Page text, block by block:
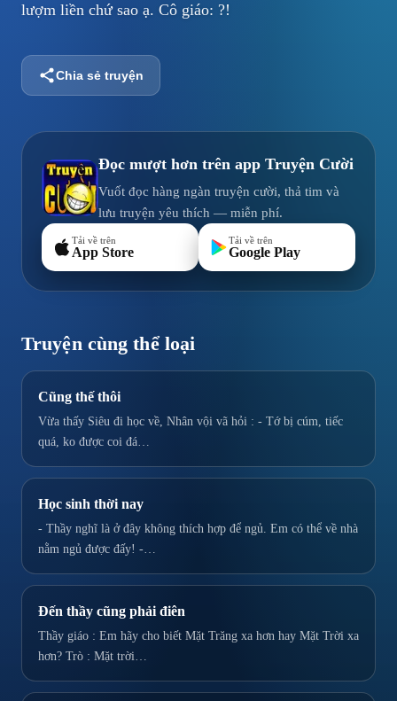
lượm liền chứ sao ạ. Cô giáo: ?!
Chia sẻ truyện
Đọc mượt hơn trên app Truyện Cười
Vuốt đọc hàng ngàn truyện cười, thả tim và
lưu truyện yêu thích — miễn phí.
Tải về trên
App Store
Tải về trên
Google Play
Truyện cùng thể loại
Cũng thế thôi
Vừa thấy Siêu đi học về, Nhân vội vã hỏi : - Tớ bị cúm, tiếc
quá, ko được coi đá…
Học sinh thời nay
- Thầy nghĩ là ở đây không thích hợp để ngủ. Em có thể về nhà
nằm ngủ được đấy! -…
Đến thầy cũng phải điên
Thầy giáo : Em hãy cho biết Mặt Trăng xa hơn hay Mặt Trời xa
hơn? Trò : Mặt trời…